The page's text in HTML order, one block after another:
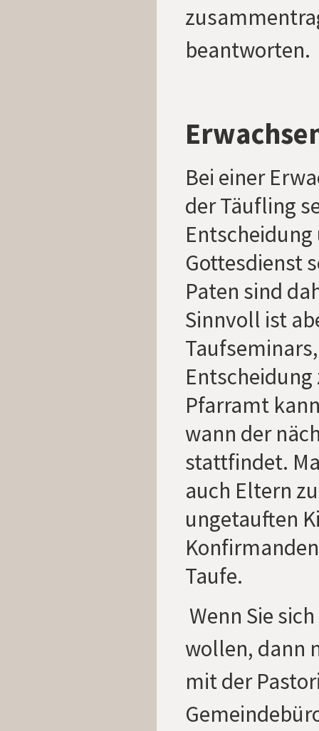
beantworten.
Bei einer
der Täufling
Gottesdienst
Paten sind
Sinnvoll ist
Pfarramt
wann der
stattfindet.
auch Eltern
ungetauften
Taufe.
Wenn Sie
wollen, dann
mit der